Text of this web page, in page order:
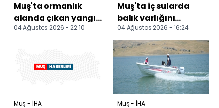
Muş'ta ormanlık
alanda çıkan yangın
kontrol altına alındı
04 Ağustos 2026 - 22:10
Muş'ta iç sularda
balık varlığını
korumaya yönelik
denetimler sürüyor
04 Ağustos 2026 - 16:24
Muş - İHA Muş - İHA